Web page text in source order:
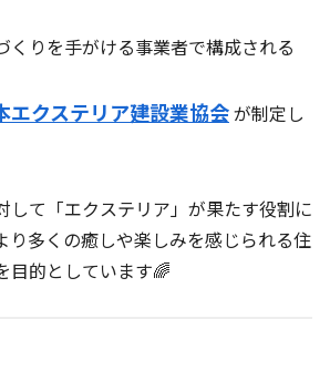
くりを手がける事業者で構成される
エクステリア建設業協会が制定し
して「エクステリア」が果たす役割に
り多くの癒しや楽しみを感じられる住
目的としています🌈